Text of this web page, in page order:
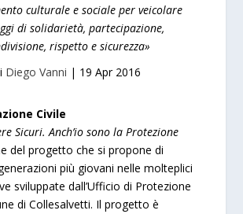
culturale e sociale per veicolare
di solidarietà, partecipazione,
rispetto e sicurezza»
Diego Vanni | 19 Apr 2016
Sicuri. Anch’io sono la Protezione
del progetto che si propone di
più giovani nelle molteplici
sviluppate dall’Ufficio di Protezione
di Collesalvetti. Il progetto è